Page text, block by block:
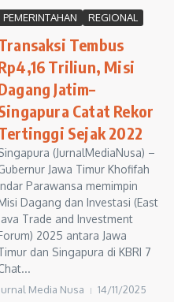
PEMERINTAHAN REGIONAL
Tembus
Triliun, Misi
Jatim–
Catat Rekor
Sejak 2022
(JurnalMediaNusa) –
Jawa Timur Khofifah
Parawansa memimpin
Dagang dan Investasi (East
Trade and Investment
2025 antara Jawa
dan Singapura di KBRI 7
Jurnal Media Nusa 14/11/2025